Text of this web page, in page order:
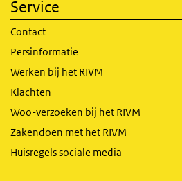
Service
Contact
Persinformatie
Werken bij het RIVM
Klachten
Woo-verzoeken bij het RIVM
Zakendoen met het RIVM
Huisregels sociale media